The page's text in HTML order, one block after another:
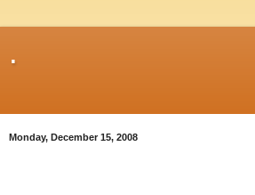
.
Monday, December 15, 2008